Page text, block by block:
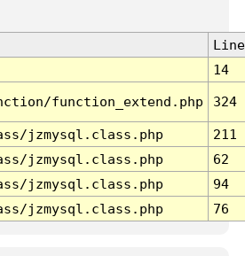
Line
14
function_extend.php 324
jzmysql.class.php
211
jzmysql.class.php
62
jzmysql.class.php
94
jzmysql.class.php 76